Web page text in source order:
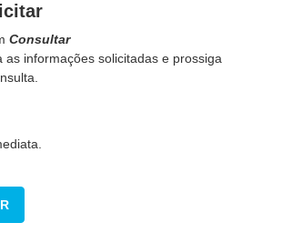
Consultar
as informações solicitadas e prossiga